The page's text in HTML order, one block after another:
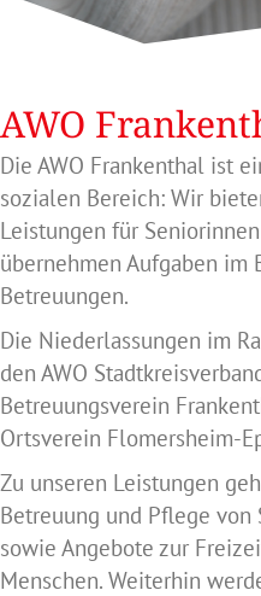
AWO
Die AWO Frankenthal ist
sozialen Bereich: Wir
Leistungen für
übernehmen Aufgaben im
Betreuungen.
Die Niederlassungen im
den AWO
Betreuungsverein
Ortsverein Flomersheim-
Zu unseren Leistungen
Betreuung und Pflege von
sowie Angebote zur
Menschen. Weiterhin